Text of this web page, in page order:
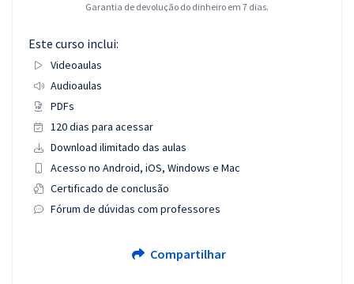
Garantia de devolução do dinheiro em 7 dias.
Este curso inclui:
Videoaulas
Audioaulas
PDFs
120 dias para acessar
Download ilimitado das aulas
Acesso no Android, iOS, Windows e Mac
Certificado de conclusão
Fórum de dúvidas com professores
Compartilhar